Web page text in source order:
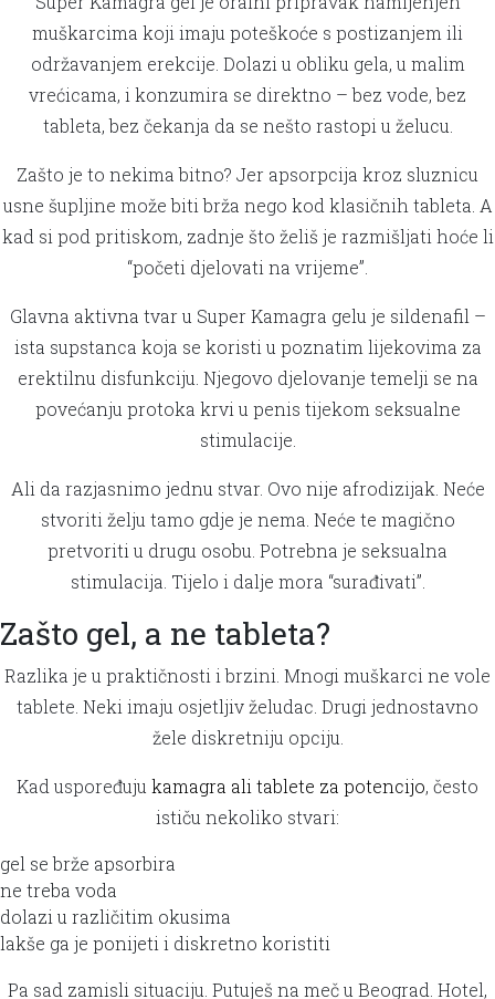
muškarcima koji imaju poteškoće s postizanjem ili
održavanjem erekcije. Dolazi u obliku gela, u malim
vrećicama, i konzumira se direktno – bez vode, bez
tableta, bez čekanja da se nešto rastopi u želucu.
Zašto je to nekima bitno? Jer apsorpcija kroz sluznicu
usne šupljine može biti brža nego kod klasičnih tableta. A
kad si pod pritiskom, zadnje što želiš je razmišljati hoće li
“početi djelovati na vrijeme”.
Glavna aktivna tvar u Super Kamagra gelu je sildenafil –
ista supstanca koja se koristi u poznatim lijekovima za
erektilnu disfunkciju. Njegovo djelovanje temelji se na
povećanju protoka krvi u penis tijekom seksualne
stimulacije.
Ali da razjasnimo jednu stvar. Ovo nije afrodizijak. Neće
stvoriti želju tamo gdje je nema. Neće te magično
pretvoriti u drugu osobu. Potrebna je seksualna
stimulacija. Tijelo i dalje mora “surađivati”.
Zašto gel, a ne tableta?
Razlika je u praktičnosti i brzini. Mnogi muškarci ne vole
tablete. Neki imaju osjetljiv želudac. Drugi jednostavno
žele diskretniju opciju.
Kad uspoređuju kamagra ali tablete za potencijo, često
ističu nekoliko stvari:
gel se brže apsorbira
ne treba voda
dolazi u različitim okusima
lakše ga je ponijeti i diskretno koristiti
Pa sad zamisli situaciju. Putuješ na meč u Beograd. Hotel,